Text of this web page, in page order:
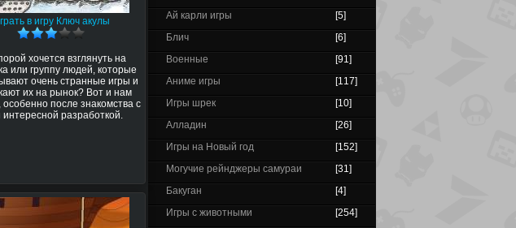
в игру Ключ акулы
хочется взглянуть на
или группу людей, которые
очень странные игры и
их на рынок? Вот и нам
особенно после знакомства с
интересной разработкой.
Ай карли игры
[5]
Блич
[6]
Военные
[91]
Аниме игры
[117]
Игры шрек
[10]
Алладин
[26]
Игры на Новый год
[152]
Могучие рейнджеры самураи
[31]
Бакуган
[4]
Игры с животными
[254]